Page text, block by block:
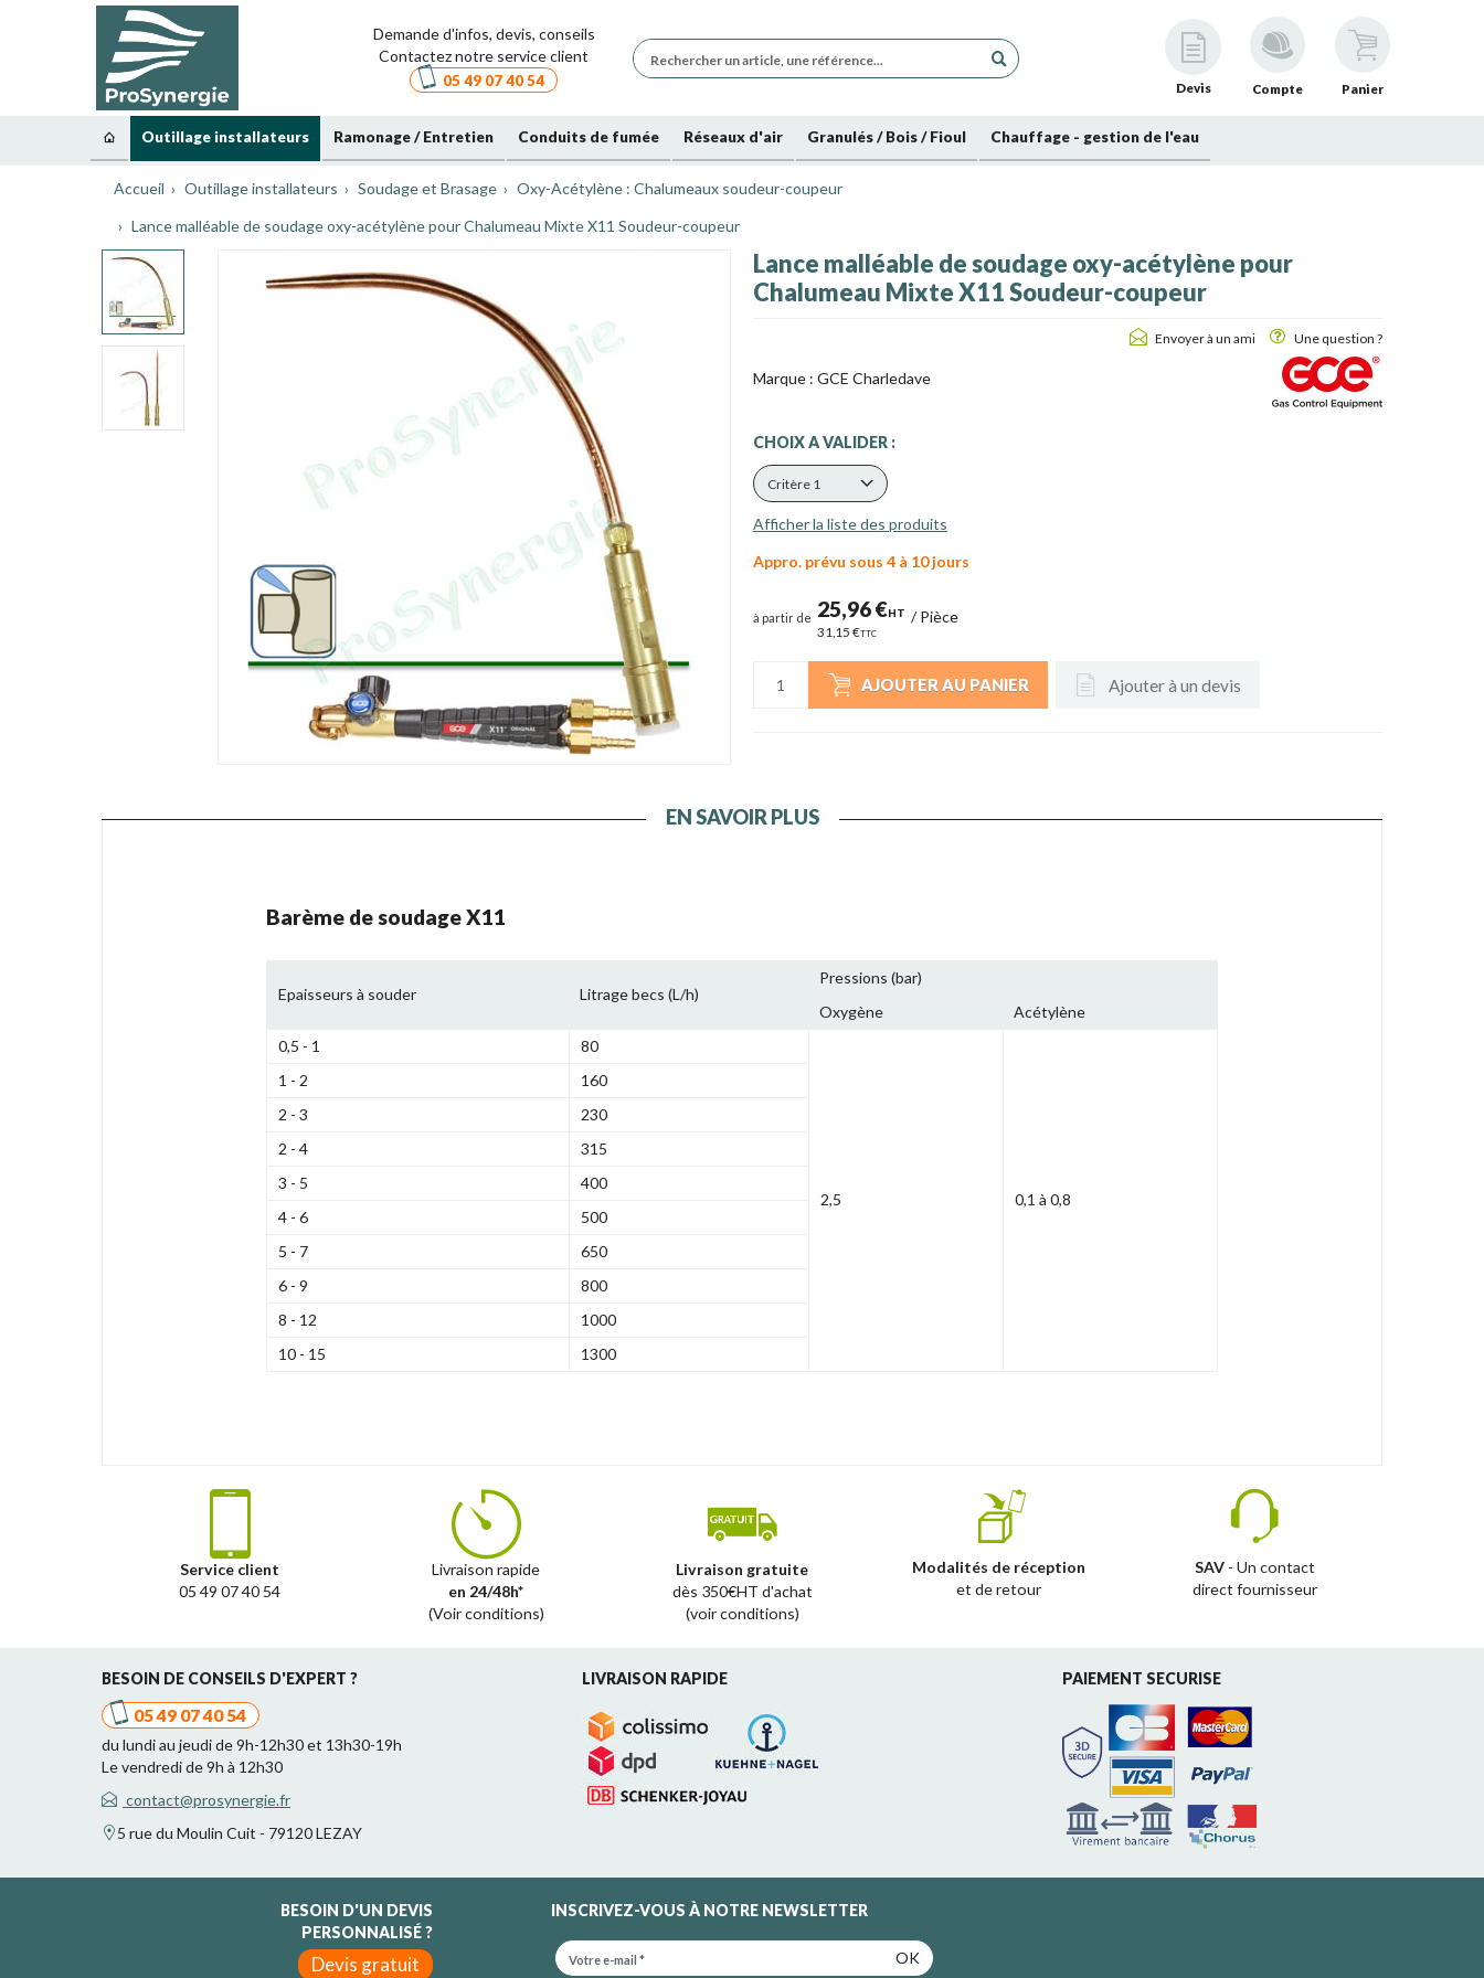
Demande d'infos, devis, conseils
Contactez notre service client
05 49 07 40 54 Devis Compte Panier
Outillage installateurs Ramonage / Entretien Conduits de fumée Réseaux d'air Granulés / Bois / Fioul Chauffage - gestion de l'eau
Accueil Outillage installateurs Soudage et Brasage
Oxy-Acétylène : Chalumeaux soudeur-coupeur
Lance malléable de soudage oxy-acétylène pour Chalumeau Mixte X11 Soudeur-coupeur
Lance malléable de soudage oxy-acétylène pour
Chalumeau Mixte X11 Soudeur-coupeur
Envoyer à un ami Une question ?
Marque : GCE Charledave
CHOIX A VALIDER :
Critère 1
Afficher la liste des produits
Appro. prévu sous 4 à 10 jours
à partir de 25,96 €HT
31,15 €TTC
/Pièce
AJOUTER AU PANIER Ajouter à un devis
EN SAVOIR PLUS
Barème de soudage X11
Epaisseurs à souder Litrage becs (L/h)
Pressions (bar)
Oxygène
Acétylène
0,5 - 1
80
2,5 0,1 à 0,8
1 - 2
160
2 - 3
230
2 - 4
315
3 - 5
400
4 - 6
500
5 - 7
650
6 - 9
800
8 - 12
1000
10 - 15
1300
Service client
05 49 07 40 54
Livraison rapide
en 24/48h*
(Voir conditions)
Livraison gratuite
dès 350€HT d'achat
(voir conditions)
Modalités de réception
et de retour
SAV- Un contact
direct fournisseur
BESOIN DE CONSEILS D'EXPERT ?
05 49 07 40 54
du lundi au jeudi de 9h-12h30 et 13h30-19h
Le vendredi de 9h à 12h30
contact@prosynergie.fr
5 rue du Moulin Cuit - 79120 LEZAY
LIVRAISON RAPIDE PAIEMENT SECURISE
BESOIN D'UN DEVIS
PERSONNALISÉ ?
Devis gratuit
INSCRIVEZ-VOUS À NOTRE NEWSLETTER
OK